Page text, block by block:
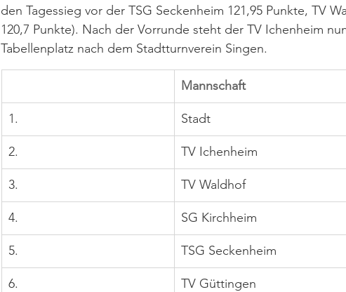
den Tagessieg vor der TSG Seckenheim 121,95 Punkte, TV
120,7 Punkte). Nach der Vorrunde steht der TV Ichenheim
Tabellenplatz nach dem Stadtturnverein Singen.
Mannschaft
1. Stadt
2. TV Ichenheim
3. TV Waldhof
4. SG Kirchheim
5. TSG Seckenheim
6. TV Güttingen